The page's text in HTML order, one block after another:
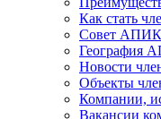
Как стать
Совет АПИК
География
Новости
Объекты
Компании,
Вакансии